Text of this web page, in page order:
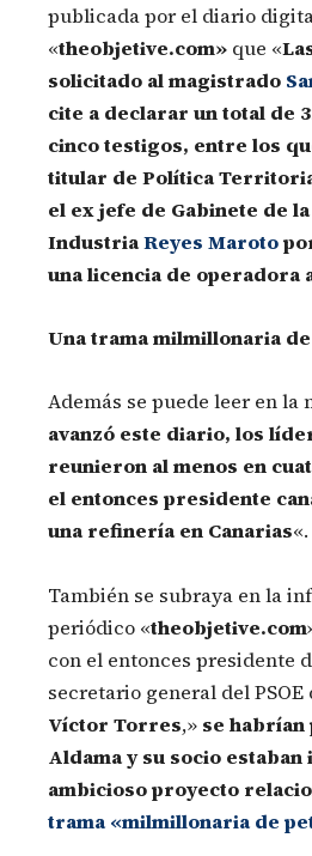
publicada por el diario
«theobjetive.com» que «
solicitado al magistrado
cite a declarar un total de
cinco testigos, entre los
titular de Política
el ex jefe de Gabinete de
IndustriaReyes Maroto
una licencia de operadora
Una trama milmillonaria
Además se puede leer en la
avanzó este diario, los
reunieron al menos en
el entonces presidente
una refinería en Canarias«.
También se subraya en la
periódico «theobjetive.com
con el entonces presidente
secretario general del PSOE
Víctor Torres,» se
Aldama y su socio
ambicioso proyecto
trama «milmillonaria de